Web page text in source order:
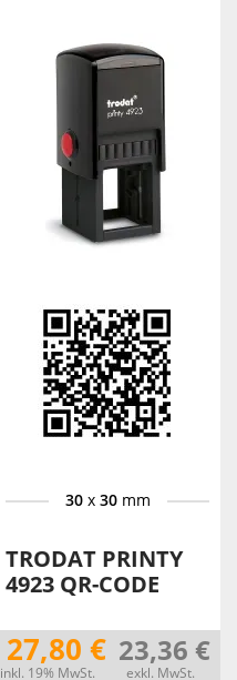
30x 30mm
TRODAT PRINTY
4923 QR-CODE
27,80 €
inkl. 19% MwSt.
23,36 €
exkl. MwSt.